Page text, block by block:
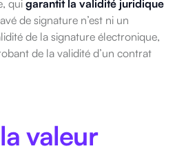
quigarantit la validité juridique
de signature n’est ni un
de la signature électronique,
de la validité d’un contrat
valeur